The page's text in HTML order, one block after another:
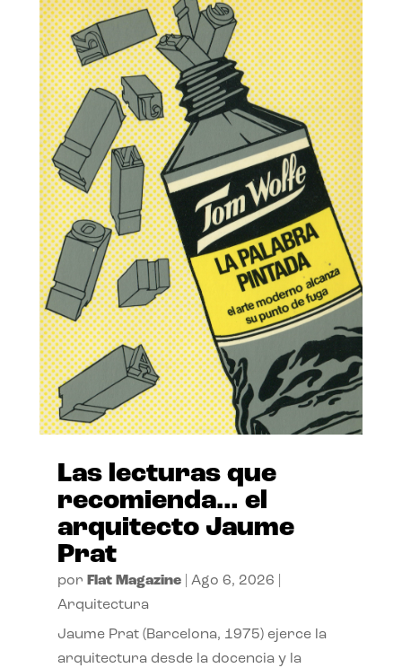
Las lecturas que
recomienda… el
arquitecto Jaume
Prat
por Flat Magazine| Ago 6, 2026
Arquitectura
Jaume Prat (Barcelona, 1975) ejerce la
arquitectura desde la docencia y la